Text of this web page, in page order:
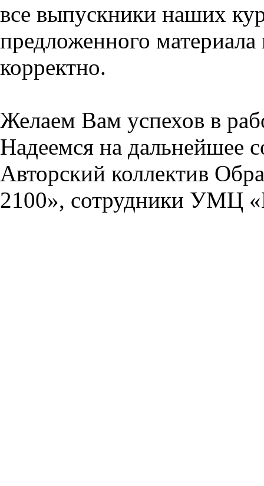
все выпускники наших
предложенного
корректно.
Желаем Вам успехов в
Надеемся на дальнейшее
Авторский коллектив
2100», сотрудники УМЦ